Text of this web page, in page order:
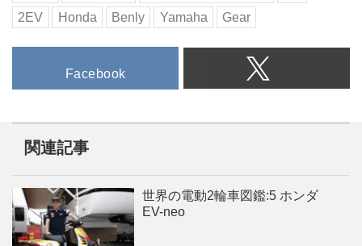
2EV
Honda Benly Yamaha Gear
Facebook
関連記事
世界の電動2輪車図鑑:5 ホンダ
EV-neo